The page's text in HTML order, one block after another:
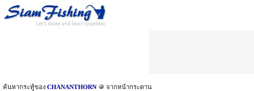
ค้นหากระทู้ของ CHANANTHORN จากหน้ากระดาน